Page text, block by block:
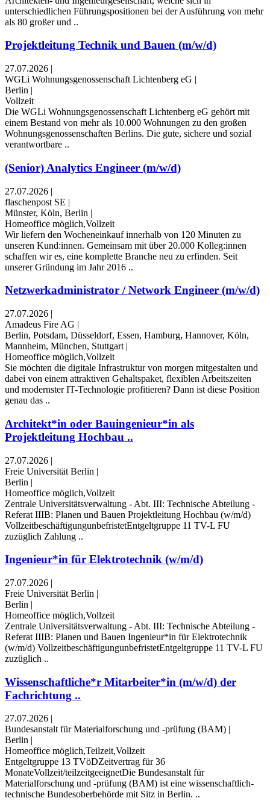
unterschiedlichen Führungspositionen bei der Ausführung von mehr
als 80 großer und ..
Projektleitung Technik und Bauen (m/w/d)
27.07.2026 |
WGLi Wohnungsgenossenschaft Lichtenberg eG |
Berlin |
Vollzeit
Die WGLi Wohnungsgenossenschaft Lichtenberg eG gehört mit
einem Bestand von mehr als 10.000 Wohnungen zu den großen
Wohnungsgenossenschaften Berlins. Die gute, sichere und sozial
verantwortbare ..
(Senior) Analytics Engineer (m/w/d)
27.07.2026 |
flaschenpost SE |
Münster, Köln, Berlin |
Homeoffice möglich,Vollzeit
Wir liefern den Wocheneinkauf innerhalb von 120 Minuten zu
unseren Kund:innen. Gemeinsam mit über 20.000 Kolleg:innen
schaffen wir es, eine komplette Branche neu zu erfinden. Seit
unserer Gründung im Jahr 2016 ..
Netzwerkadministrator / Network Engineer (m/w/d)
27.07.2026 |
Amadeus Fire AG |
Berlin, Potsdam, Düsseldorf, Essen, Hamburg, Hannover, Köln,
Mannheim, München, Stuttgart |
Homeoffice möglich,Vollzeit
Sie möchten die digitale Infrastruktur von morgen mitgestalten und
dabei von einem attraktiven Gehaltspaket, flexiblen Arbeitszeiten
und modernster IT-Technologie profitieren? Dann ist diese Position
genau das ..
Architekt*in oder Bauingenieur*in als
Projektleitung Hochbau ..
27.07.2026 |
Freie Universität Berlin |
Berlin |
Homeoffice möglich,Vollzeit
Zentrale Universitätsverwaltung - Abt. III: Technische Abteilung -
Referat IIIB: Planen und Bauen Projektleitung Hochbau (w/m/d)
VollzeitbeschäftigungunbefristetEntgeltgruppe 11 TV-L FU
zuzüglich Zahlung ..
Ingenieur*in für Elektrotechnik (w/m/d)
27.07.2026 |
Freie Universität Berlin |
Berlin |
Homeoffice möglich,Vollzeit
Zentrale Universitätsverwaltung - Abt. III: Technische Abteilung -
Referat IIIB: Planen und Bauen Ingenieur*in für Elektrotechnik
(w/m/d) VollzeitbeschäftigungunbefristetEntgeltgruppe 11 TV-L FU
zuzüglich ..
Wissenschaftliche*r Mitarbeiter*in (m/w/d) der
Fachrichtung ..
27.07.2026 |
Bundesanstalt für Materialforschung und -prüfung (BAM) |
Berlin |
Homeoffice möglich,Teilzeit,Vollzeit
Entgeltgruppe 13 TVöDZeitvertrag für 36
MonateVollzeit/teilzeitgeeignetDie Bundesanstalt für
Materialforschung und -prüfung (BAM) ist eine wissenschaftlich-
technische Bundesoberbehörde mit Sitz in Berlin. ..